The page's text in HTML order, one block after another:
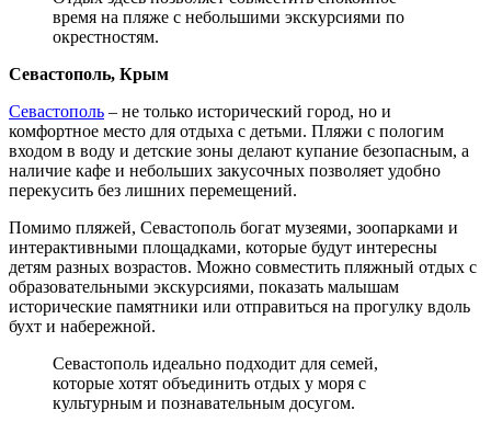
время на пляже с небольшими экскурсиями по
окрестностям.
Севастополь, Крым
Севастополь – не только исторический город, но и
комфортное место для отдыха с детьми. Пляжи с пологим
входом в воду и детские зоны делают купание безопасным, а
наличие кафе и небольших закусочных позволяет удобно
перекусить без лишних перемещений.
Помимо пляжей, Севастополь богат музеями, зоопарками и
интерактивными площадками, которые будут интересны
детям разных возрастов. Можно совместить пляжный отдых с
образовательными экскурсиями, показать малышам
исторические памятники или отправиться на прогулку вдоль
бухт и набережной.
Севастополь идеально подходит для семей,
которые хотят объединить отдых у моря с
культурным и познавательным досугом.